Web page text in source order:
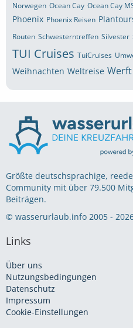
Norwegen Ocean Cay Ocean Cay
Phoenix Phoenix Reisen
Routen Schwesterntreffen Silvester
TUI Cruises TuiCruises
Weihnachten Weltreise Werft
Größte deutschsprachige,
Community mit über 79.500
Beiträgen.
© wasserurlaub.info 2005 -
Links
Über uns
Nutzungsbedingungen
Datenschutz
Impressum
Cookie-Einstellungen